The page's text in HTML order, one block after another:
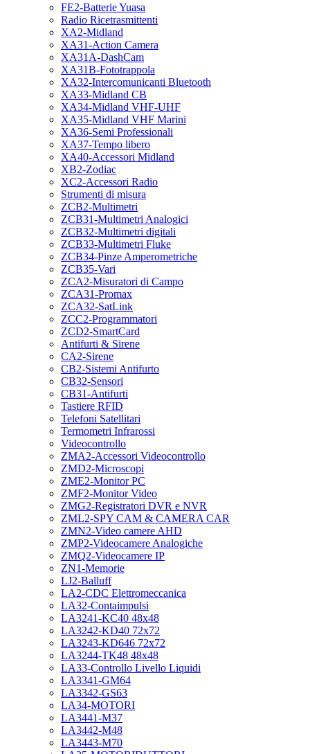
FE2-Batterie Yuasa
Radio Ricetrasmittenti
XA2-Midland
XA31-Action Camera
XA31A-DashCam
XA31B-Fototrappola
XA32-Intercomunicanti Bluetooth
XA33-Midland CB
XA34-Midland VHF-UHF
XA35-Midland VHF Marini
XA36-Semi Professionali
XA37-Tempo libero
XA40-Accessori Midland
XB2-Zodiac
XC2-Accessori Radio
Strumenti di misura
ZCB2-Multimetri
ZCB31-Multimetri Analogici
ZCB32-Multimetri digitali
ZCB33-Multimetri Fluke
ZCB34-Pinze Amperometriche
ZCB35-Vari
ZCA2-Misuratori di Campo
ZCA31-Promax
ZCA32-SatLink
ZCC2-Programmatori
ZCD2-SmartCard
Antifurti & Sirene
CA2-Sirene
CB2-Sistemi Antifurto
CB32-Sensori
CB31-Antifurti
Tastiere RFID
Telefoni Satellitari
Termometri Infrarossi
Videocontrollo
ZMA2-Accessori Videocontrollo
ZMD2-Microscopi
ZME2-Monitor PC
ZMF2-Monitor Video
ZMG2-Registratori DVR e NVR
ZML2-SPY CAM & CAMERA CAR
ZMN2-Video camere AHD
ZMP2-Videocamere Analogiche
ZMQ2-Videocamere IP
ZN1-Memorie
LJ2-Balluff
LA2-CDC Elettromeccanica
LA32-Contaimpulsi
LA3241-KC40 48x48
LA3242-KD40 72x72
LA3243-KD646 72x72
LA3244-TK48 48x48
LA33-Controllo Livello Liquidi
LA3341-GM64
LA3342-GS63
LA34-MOTORI
LA3441-M37
LA3442-M48
LA3443-M70